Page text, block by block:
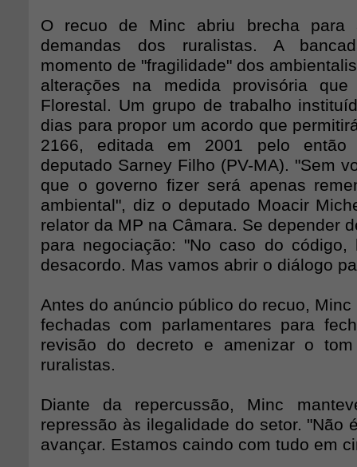
O recuo de Minc abriu brecha para
demandas dos ruralistas. A
momento de "fragilidade" dos
alterações na medida provisória
Florestal. Um grupo de trabalho
dias para propor um acordo que
2166, editada em 2001 pelo
deputado Sarney Filho (PV-MA). "Sem
que o governo fizer será apenas
ambiental", diz o deputado Moacir
relator da MP na Câmara. Se depender
para negociação: "No caso do código,
desacordo. Mas vamos abrir o diálogo
Antes do anúncio público do recuo,
fechadas com parlamentares para
revisão do decreto e amenizar o
ruralistas.
Diante da repercussão, Minc
repressão às ilegalidade do setor. "Não
avançar. Estamos caindo com tudo em